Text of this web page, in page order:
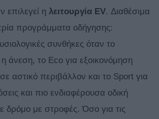
επιλεγεί η λειτουργία EV. Διαθέσιμα
προγράμματα οδήγησης:
συνθήκες όταν το
η άνεση, το Eco για εξοικονόμηση
αστικό περιβάλλον και το Sport για
και πιο ενδιαφέρουσα οδική
δρόμο με στροφές. Όσο για τις